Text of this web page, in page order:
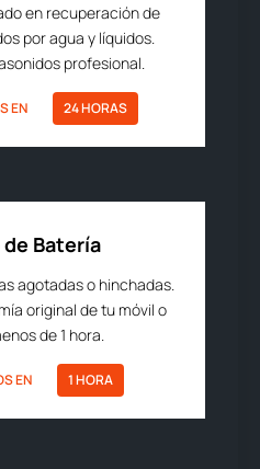
en recuperación de
por agua y líquidos.
profesional.
EN 24 HORAS
Batería
agotadas o hinchadas.
original de tu móvil o
de 1 hora.
EN 1 HORA